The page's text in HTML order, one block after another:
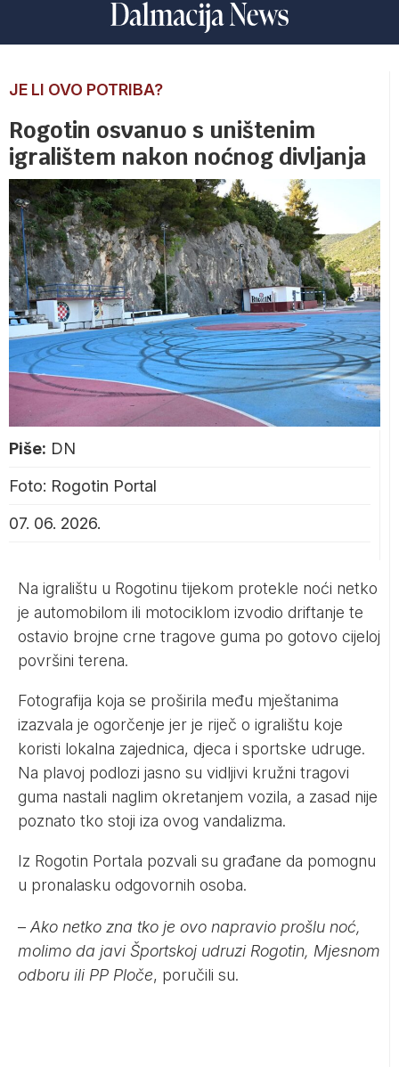
JE LI OVO POTRIBA?
Rogotin osvanuo s uništenim
igralištem nakon noćnog divljanja
Piše: DN
Foto: Rogotin Portal
07. 06. 2026.
Na igralištu u Rogotinu tijekom protekle noći netko
je automobilom ili motociklom izvodio driftanje te
ostavio brojne crne tragove guma po gotovo cijeloj
površini terena.
Fotografija koja se proširila među mještanima
izazvala je ogorčenje jer je riječ o igralištu koje
koristi lokalna zajednica, djeca i sportske udruge.
Na plavoj podlozi jasno su vidljivi kružni tragovi
guma nastali naglim okretanjem vozila, a zasad nije
poznato tko stoji iza ovog vandalizma.
Iz Rogotin Portala pozvali su građane da pomognu
u pronalasku odgovornih osoba.
– Ako netko zna tko je ovo napravio prošlu noć,
molimo da javi Športskoj udruzi Rogotin, Mjesnom
odboru ili PP Ploče, poručili su.